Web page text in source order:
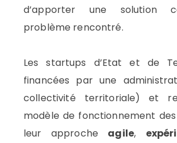
d’apporter une solution
problème rencontré.
Les startups d’Etat et de
financées par une
collectivité territoriale) et
modèle de fonctionnement
leur approche agile,